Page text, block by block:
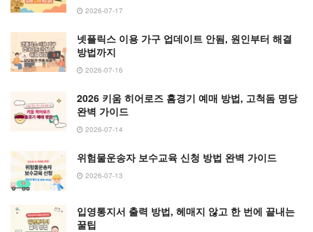
2026-07-17
넷플릭스 이용 가구 업데이트 안됨, 원인부터 해결
방법까지
2026-07-16
2026 키움 히어로즈 홈경기 예매 방법, 고척돔 명당
완벽 가이드
2026-07-14
위험물운송자 보수교육 신청 방법 완벽 가이드
2026-07-13
입영통지서 출력 방법, 헤매지 않고 한 번에 끝내는
꿀팁